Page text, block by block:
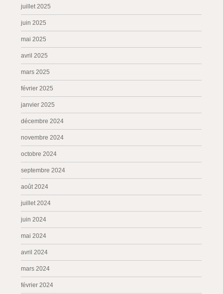
juillet 2025
juin 2025
mai 2025
avril 2025
mars 2025
février 2025
janvier 2025
décembre 2024
novembre 2024
octobre 2024
septembre 2024
août 2024
juillet 2024
juin 2024
mai 2024
avril 2024
mars 2024
février 2024